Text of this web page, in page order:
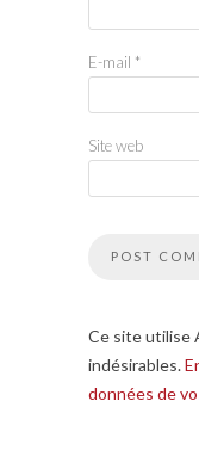
E-mail *
Site web
Ce site utilise
indésirables.
données de